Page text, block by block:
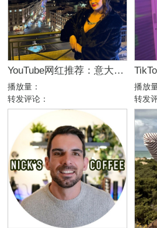
YouTube网红推荐：意大利家庭生活美妆护肤尾部博主
播放量：
转发评论：
播放
转发